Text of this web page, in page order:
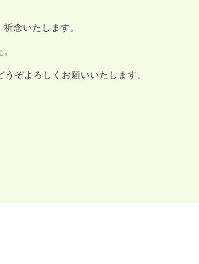
念いたします。
ぞよろしくお願いいたします。